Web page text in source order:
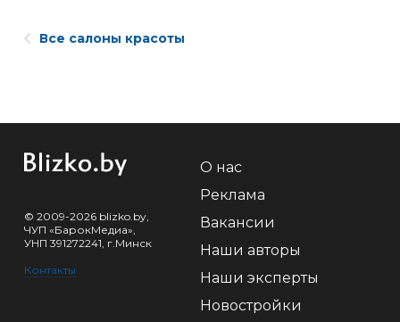
Все салоны красоты
© 2009-2026 blizko.by,
ЧУП «БарокМедиа»,
УНП 391272241, г.Минск
Контакты
О нас
Реклама
Вакансии
Наши авторы
Наши эксперты
Новостройки